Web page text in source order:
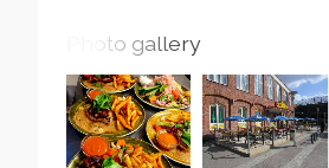
Photo gallery